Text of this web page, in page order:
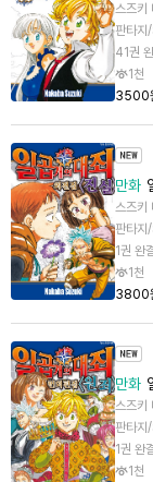
스즈키
판타지
41권
1천
3500
만화
스즈키
판타지
1권
1천
3800
만화
스즈키
판타지
1권
1천